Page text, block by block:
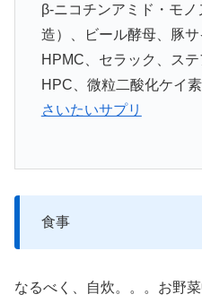
β-ニコチンアミド・モ
造）、ビール酵母、豚
HPMC、セラック、ステ
HPC、微粒二酸化ケイ
さいたいサプリ
食事
なるべく、自炊。。。お野菜